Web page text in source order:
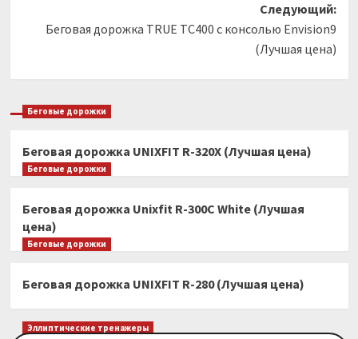
Следующий:
Беговая дорожка TRUE TC400 c консолью Envision9
(Лучшая цена)
Беговые дорожки
Беговая дорожка UNIXFIT R-320X (Лучшая цена)
Беговые дорожки
Беговая дорожка Unixfit R-300C White (Лучшая
цена)
Беговые дорожки
Беговая дорожка UNIXFIT R-280 (Лучшая цена)
Эллиптические тренажеры